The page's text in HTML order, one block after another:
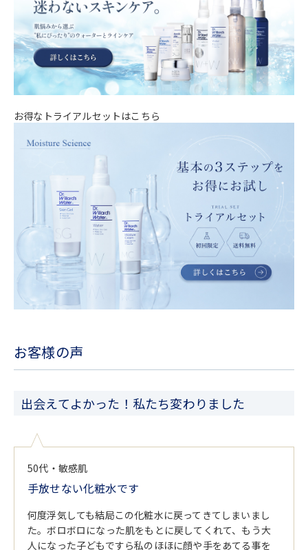
お得なトライアルセットはこちら
お客様の声
出会えてよかった！私たち変わりました
50代・敏感肌
手放せない化粧水です
何度浮気しても結局この化粧水に戻ってきてしまいまし
た。ボロボロになった肌をもとに戻してくれて、もう大
人になった子どもですら私のほほに顔や手をあてる事を